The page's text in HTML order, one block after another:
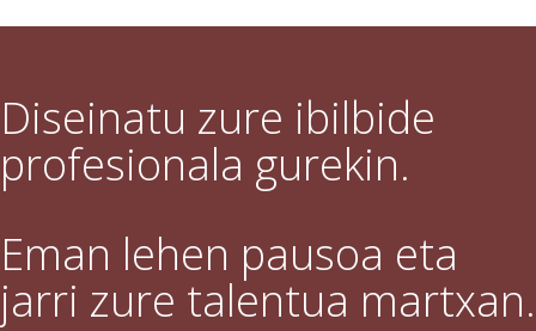
Diseinatu zure ibilbide
profesionala gurekin.
Eman lehen pausoa eta
jarri zure talentua martxan.